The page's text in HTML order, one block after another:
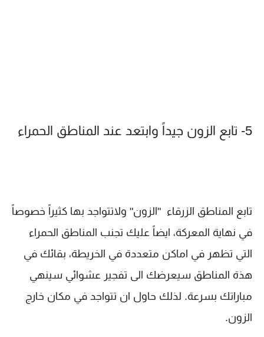
5- تابع الزون جيداً وابتعد عند المناطق الحمراء
تابع المناطق الزرقاء "الزون" ولاتتواجد بها كثيراً خصوصاً
في نهاية المعركة، ايضاً عليك تجنب المناطق الحمراء
التي تظهر في اماكن متعددة في الخريطة، بقائك في
هذة المناطق سيعرضك الى تفجير عشوائي سينهي
مباراتك بسرعة. لذلك حاول ان تتواجد في مكان خارج
الزون.